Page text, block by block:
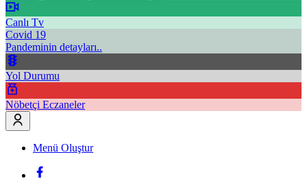
Canlı Tv
Covid 19
Pandeminin detayları..
Yol Durumu
Nöbetçi Eczaneler
Menü Oluştur